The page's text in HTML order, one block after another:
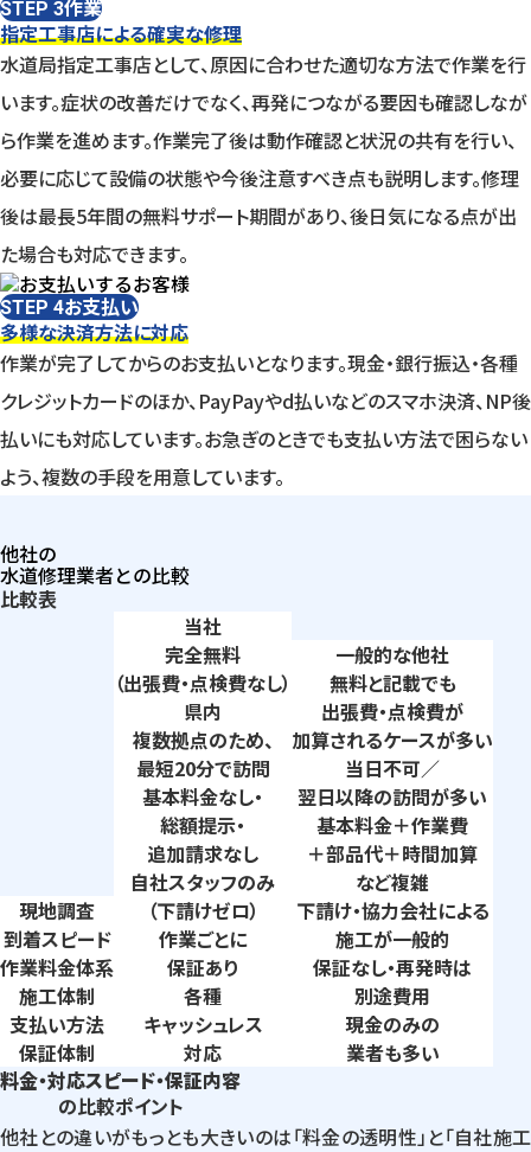
STEP 3作業
指定工事店による確実な修理
水道局指定工事店として、原因に合わせた適切な方法で作業を行
います。症状の改善だけでなく、再発につながる要因も確認しなが
ら作業を進めます。作業完了後は動作確認と状況の共有を行い、
必要に応じて設備の状態や今後注意すべき点も説明します。修理
後は最長5年間の無料サポート期間があり、後日気になる点が出
た場合も対応できます。
STEP 4お支払い
多様な決済方法に対応
作業が完了してからのお支払いとなります。現金・銀行振込・各種
クレジットカードのほか、PayPayやd払いなどのスマホ決済、NP後
払いにも対応しています。お急ぎのときでも支払い方法で困らない
よう、複数の手段を用意しています。
他社の
水道修理業者との比較
比較表
現地調査
到着スピード
作業料金体系
施工体制
支払い方法
保証体制
当社
完全無料
（出張費・点検費なし）
県内
複数拠点のため、
最短20分で訪問
基本料金なし・
総額提示・
追加請求なし
自社スタッフのみ
（下請けゼロ）
作業ごとに
保証あり
各種
キャッシュレス
対応
一般的な他社
無料と記載でも
出張費・点検費が
加算されるケースが多い
当日不可／
翌日以降の訪問が多い
基本料金＋作業費
＋部品代＋時間加算
など複雑
下請け・協力会社による
施工が一般的
保証なし・再発時は
別途費用
現金のみの
業者も多い
料金・対応スピード・保証内容
の比較ポイント
他社との違いがもっとも大きいのは「料金の透明性」と「自社施工